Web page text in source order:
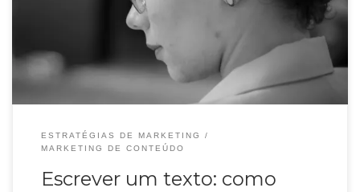
escrever, eu sempre penso na pessoa que lerá o texto. O que irá fazer sentido
para ela e como eu posso ser clara e objetiva ao mesmo
ESTRATÉGIAS DE MARKETING
MARKETING DE CONTEÚDO
Escrever um texto: como